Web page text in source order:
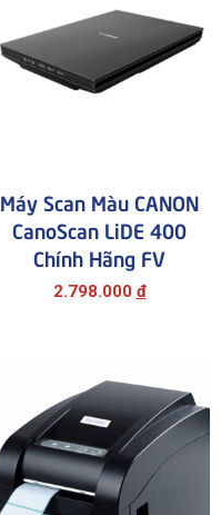
Máy Scan Màu CANON
CanoScan LiDE 400
Chính Hãng FV
2.798.000 đ